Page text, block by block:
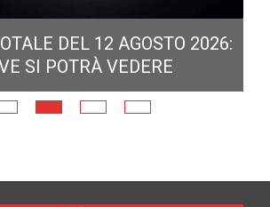
DEL 12 AGOSTO 2026:
SI POTRÀ VEDERE